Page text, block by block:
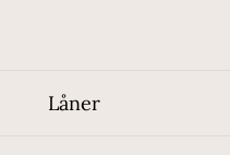
Låner